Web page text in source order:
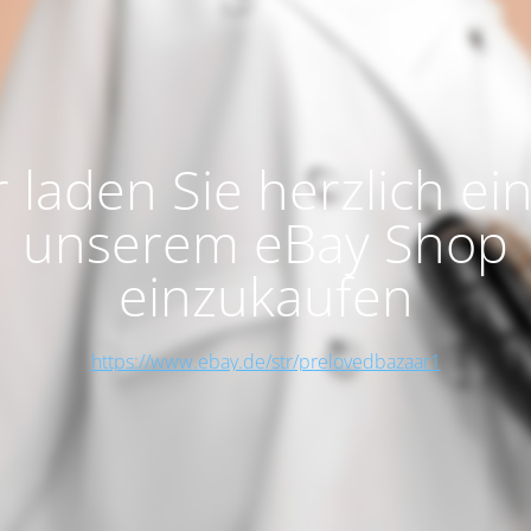
laden Sie herzlich
unserem eBay Shop
einzukaufen
https://www.ebay.de/str/prelovedbazaar1